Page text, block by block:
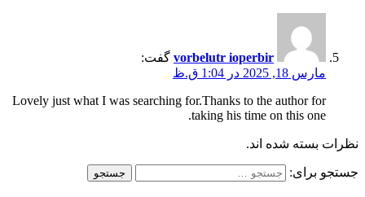
vorbelutr ioperbir گفت:
مارس 18, 2025 در 1:04 ق.ظ
Lovely just what I was searching for.Thanks to the author for
taking his time on this one.
نظرات بسته شده اند.
جستجو برای: